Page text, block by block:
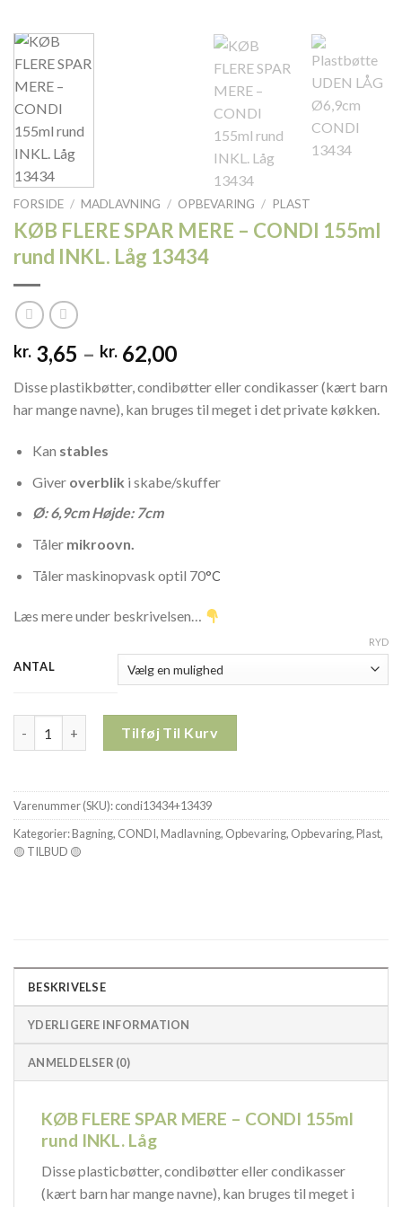
FORSIDE / MADLAVNING / OPBEVARING / PLAST
KØB FLERE SPAR MERE – CONDI 155ml
rund INKL. Låg 13434
kr. 3,65 – kr. 62,00Prisinterval:
til
kr. 62,00
Disse plastikbøtter, condibøtter eller condikasser (kært barn
har mange navne), kan bruges til meget i det private køkken.
Kan stables
Giver overblik i skabe/skuffer
Ø: 6,9cmHøjde: 7cm
Tåler mikroovn.
Tåler maskinopvask optil 70°C
Læs mere under beskrivelsen…
ANTAL
RYD
Tilføj Til Kurv
Varenummer (SKU):condi13434+13439
Kategorier:Bagning, CONDI,Madlavning, Opbevaring, Opbevaring,Plast,
🟡 TILBUD 🟡
BESKRIVELSE
YDERLIGERE INFORMATION
ANMELDELSER (0)
KØB FLERE SPAR MERE – CONDI 155ml
rund INKL. Låg
Disse plasticbøtter, condibøtter eller condikasser
(kært barn har mange navne), kan bruges til meget i